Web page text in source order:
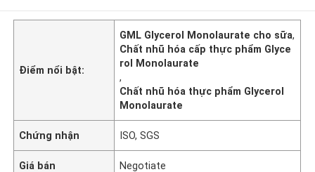
Điểm nổi bật:
GML Glycerol Monolaurate cho sữa,
Chất nhũ hóa cấp thực phẩm Glyce
rol Monolaurate
,
Chất nhũ hóa thực phẩm Glycerol
Monolaurate
Chứng nhận ISO, SGS
Giá bán Negotiate